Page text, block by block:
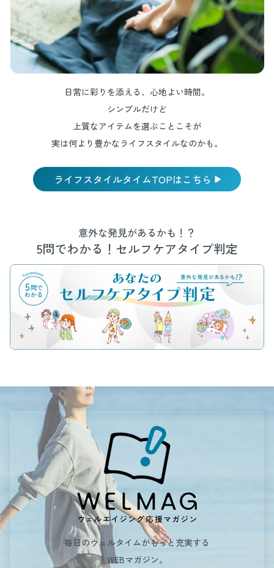
日常に彩りを添える、心地よい時間。
シンプルだけど
上質なアイテムを選ぶことこそが
実は何より豊かなライフスタイルなのかも。
ライフスタイルタイムTOPはこちら
意外な発見があるかも！？
5問でわかる！セルフケアタイプ判定
毎日のウェルタイムがもっと充実する
WEBマガジン。